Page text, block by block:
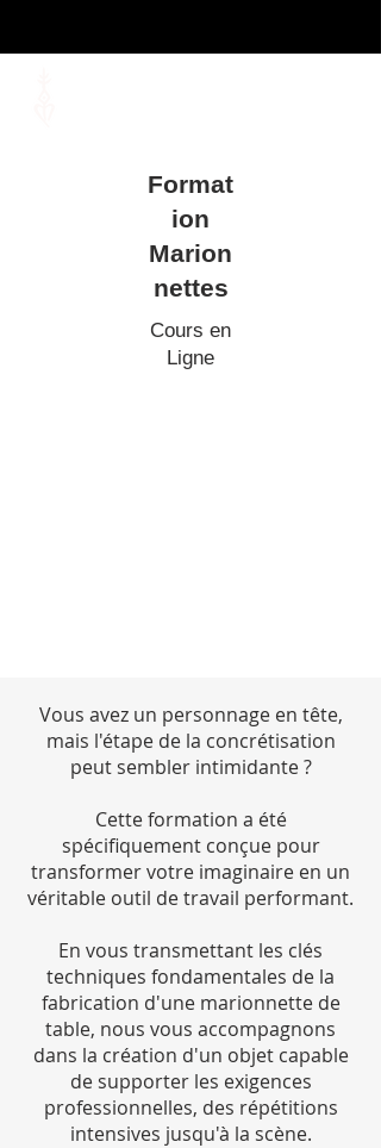
Format
ion
Marion
nettes
Cours en
Ligne
Vous avez un personnage en tête,
mais l'étape de la concrétisation
peut sembler intimidante ?
Cette formation a été
spécifiquement conçue pour
transformer votre imaginaire en un
véritable outil de travail performant.
En vous transmettant les clés
techniques fondamentales de la
fabrication d'une marionnette de
table, nous vous accompagnons
dans la création d'un objet capable
de supporter les exigences
professionnelles, des répétitions
intensives jusqu'à la scène.